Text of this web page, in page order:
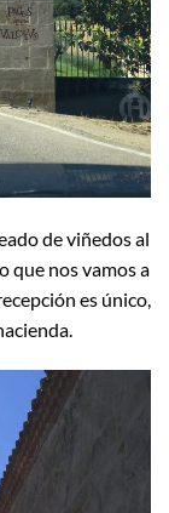
de viñedos al
que nos vamos a
es único,